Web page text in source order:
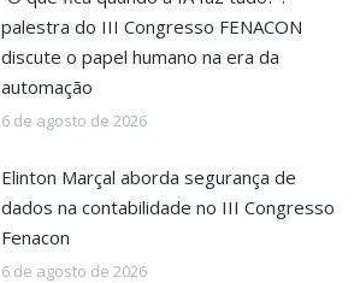
palestra do III Congresso FENACON
discute o papel humano na era da
automação
6 de agosto de 2026
Elinton Marçal aborda segurança de
dados na contabilidade no III Congresso
Fenacon
6 de agosto de 2026